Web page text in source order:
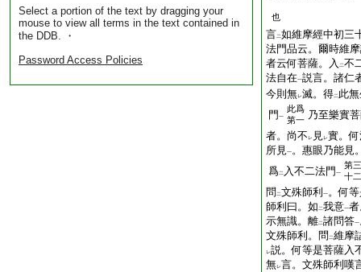
Select a portion of the text by dragging your
mouse to view all terms in the text contained in
the DDB. ・
Password Access Policies
也
言二如維摩經中初三
法門品云。爾時維
者云何菩薩。入 二不
法自在一説言。諸仁
今則無レ滅。得二 此
門 一
此爲
第一 乃至樂實
者。尚不 レ 見レ實。
所見一。惠眼乃能見
爲二 入不二法門 一
第三
十二
問 二文殊師利 一。何
師利曰。如 二我意一
示無識。離二諸問答一
文殊師利。問 二維摩
レ説。何等是菩薩入
無レ言。文殊師利嘆